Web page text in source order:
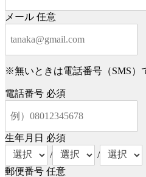
メール 任意
※無いときは電話番号（SMS）
電話番号 必須
生年月日 必須
/
/
郵便番号 任意